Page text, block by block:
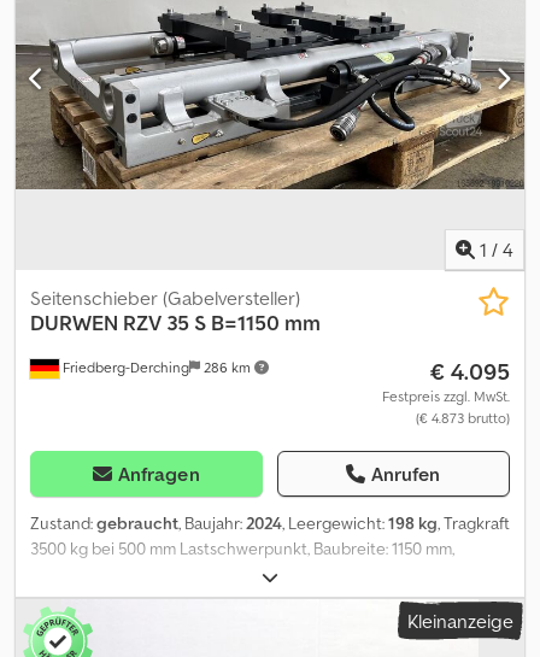
1 / 4
Friedberg-Derching 286 km
Seitenschieber (Gabelversteller)
DURWEN RZV 35 S B=1150 mm
€ 4.095
Festpreis zzgl. MwSt.
(€ 4.873 brutto)
Anfragen Anrufen
Zustand:gebraucht, Baujahr:2024, Leergewicht:198 kg, Tragkraft
3500 kg bei 500 mm Lastschwerpunkt, Baubreite: 1150 mm,
Öffnungsbereich: 490-1230 mm, Aufhängung: FEM3, Vorbaumaß:
155 mm, Eigenschwerpunkt: 68 mm, neuwertiges DURWEN RZV 35
S Zinkenverstellgerät, Breite 1150 mm, separater Seitenschub +/-
100 mm, Öffnungsbereich Außenkante - Außenkante 490 - 1230
Kleinanzeige